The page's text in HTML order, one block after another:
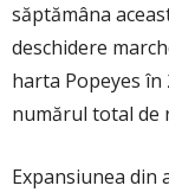
săptămâna
deschidere
harta Popeyes în
numărul total de
Expansiunea din